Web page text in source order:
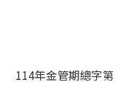
114年金管期總字